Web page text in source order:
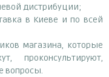
дистрибуции;
в Киеве и по всей
магазина, которые
проконсультируют,
вопросы.